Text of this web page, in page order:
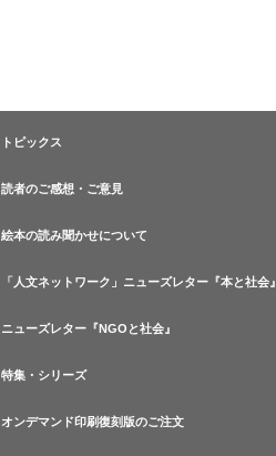
トピックス
読者のご感想・ご意見
絵本の読み聞かせについて
「人文ネットワーク」ニューズレター『本と社会』
ニューズレター『NGOと社会』
特集・シリーズ
オンデマンド印刷復刻版のご注文